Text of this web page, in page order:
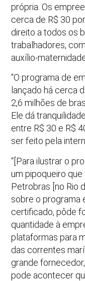
própria. Os
cerca de R$ 30
direito a todos os
trabalhadores,
auxílio-
“O programa de
lançado há cerca
2,6 milhões de
Ele dá
entre R$ 30 e R$
ser feito pela
“[Para ilustrar o
um pipoqueiro
Petrobras [no Rio
sobre o programa
certificado, pôde
quantidade à
plataformas para
das correntes
grande
pode acontecer